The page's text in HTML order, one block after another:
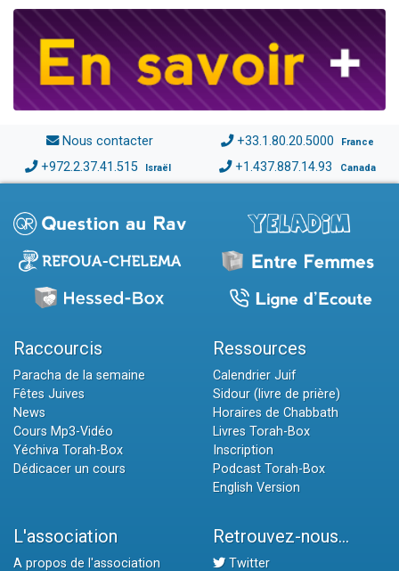
Nous contacter +33.1.80.20.5000 France
+972.2.37.41.515 Israël +1.437.887.14.93 Canada
Raccourcis
Paracha de la semaine
Fêtes Juives
News
Cours Mp3-Vidéo
Yéchiva Torah-Box
Dédicacer un cours
Ressources
Calendrier Juif
Sidour (livre de prière)
Horaires de Chabbath
Livres Torah-Box
Inscription
Podcast Torah-Box
English Version
L'association
A propos de l'association
Retrouvez-nous...
Twitter